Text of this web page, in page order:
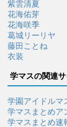
紫雲清夏
花海佑芽
花海咲季
葛城リーリヤ
藤田ことね
衣装
学マスの関連サ
学園アイドルマ
学マスまとめア
学マスまとめ速